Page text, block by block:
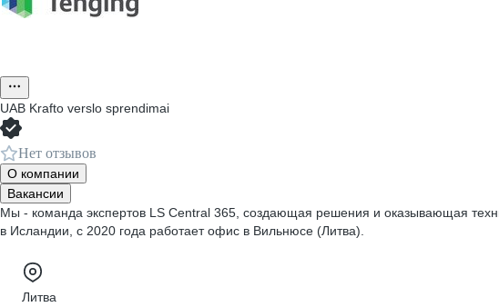
UAB Krafto verslo sprendimai
Нет отзывов
О компании
Вакансии
Мы - команда экспертов LS Central 365, создающая решения и оказывающая
в Исландии, с 2020 года работает офис в Вильнюсе (Литва).
Литва